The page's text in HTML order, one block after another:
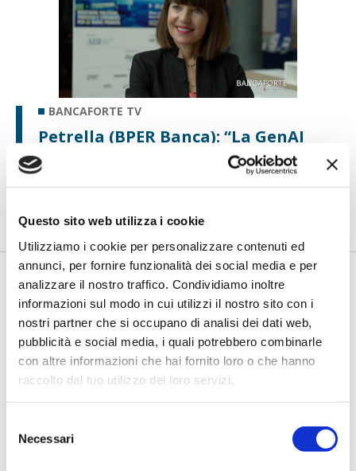
Questo sito web utilizza i cookie
Utilizziamo i cookie per personalizzare contenuti ed
annunci, per fornire funzionalità dei social media e per
analizzare il nostro traffico. Condividiamo inoltre
informazioni sul modo in cui utilizzi il nostro sito con i
nostri partner che si occupano di analisi dei dati web,
pubblicità e social media, i quali potrebbero combinarle
con altre informazioni che hai fornito loro o che hanno
raccolto dal tuo utilizzo dei loro servizi.
delNecessari
BANCAFORTE TV
Petrella (BPER Banca): “La GenAI
rafforza i controlli e valorizza il
lavoro degli analisti”
Fracassi (Multiply Group): "L’AI va